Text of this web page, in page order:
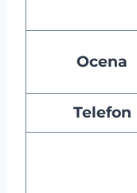
Ocena
Telefon